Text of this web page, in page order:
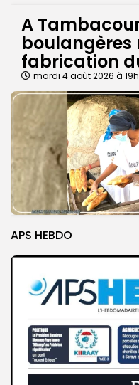
A
boulangères
fabrication
mardi 4 août 2026 à
APS HEBDO